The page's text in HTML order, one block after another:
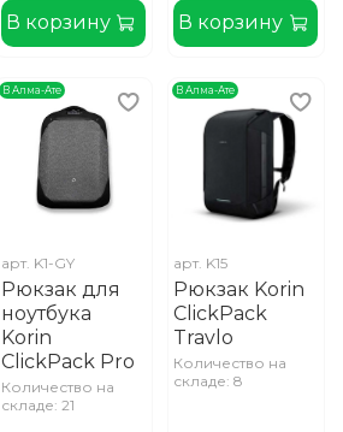
В корзину В корзину
В Алма-Ате
арт. K1-GY
Рюкзак для
ноутбука
Korin
ClickPack Pro
Количество на
складе: 21
В Алма-Ате
арт. K15
Рюкзак Korin
ClickPack
Travlo
Количество на
складе: 8